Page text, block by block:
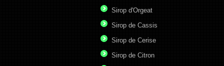
Sirop d'Orgeat
Sirop de Cassis
Sirop de Cerise
Sirop de Citron